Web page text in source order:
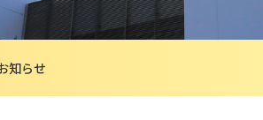
知らせ